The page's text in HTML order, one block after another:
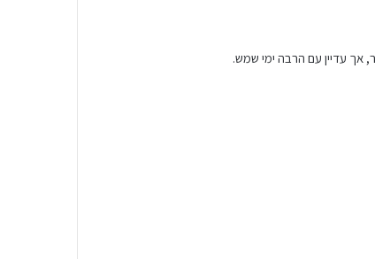
אך עדיין עם הרבה ימי שמש.